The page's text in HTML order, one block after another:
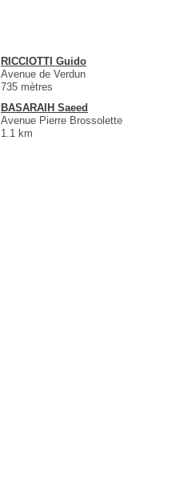
RICCIOTTI Guido
Avenue de Verdun
735 mètres
BASARAIH Saeed
Avenue Pierre Brossolette
1.1 km